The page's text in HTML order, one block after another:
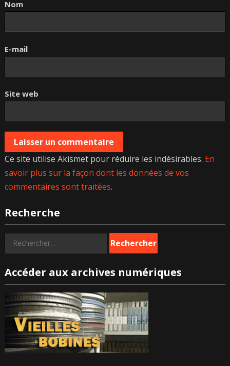
Nom
E-mail
Site web
Ce site utilise Akismet pour réduire les indésirables. En
savoir plus sur la façon dont les données de vos
commentaires sont traitées.
Recherche
Rechercher :
Accéder aux archives numériques